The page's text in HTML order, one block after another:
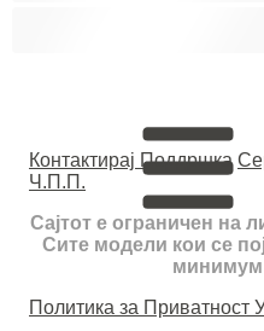
Контактирај Поддршка
Ч.П.П.
Сајтот е ограничен на
Сите модели кои се
минимум
Политика за Приватност